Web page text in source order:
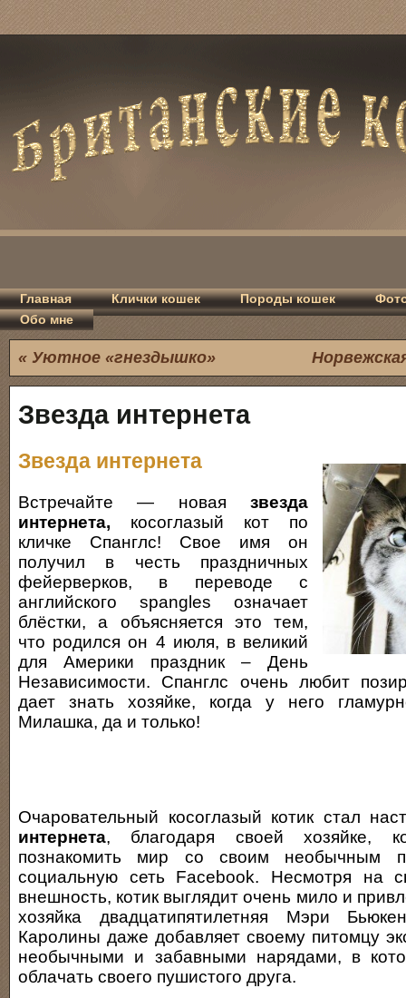
Главная Клички кошек Породы кошек
Обо мне
« Уютное «гнездышко»
Звезда интернета
Звезда интернета
Встречайте — новая звезда
интернета, косоглазый кот по
кличке Спанглс! Свое имя он
получил в честь праздничных
фейерверков, в переводе с
английского spangles означает
блёстки, а объясняется это тем,
что родился он 4 июля, в великий
для Америки праздник – День
Независимости. Спанглс очень любит
дает знать хозяйке, когда у него
Милашка, да и только!
Очаровательный косоглазый котик стал
интернета, благодаря своей хозяйке,
познакомить мир со своим необычным
социальную сеть Facebook. Несмотря на
внешность, котик выглядит очень мило и
хозяйка двадцатипятилетняя Мэри
Каролины даже добавляет своему питомцу
необычными и забавными нарядами, в
облачать своего пушистого друга.